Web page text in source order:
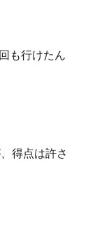
も行けたん
得点は許さ